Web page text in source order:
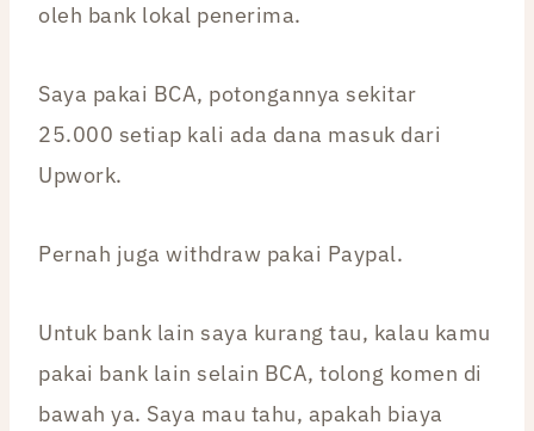
oleh bank lokal penerima.
Saya pakai BCA, potongannya sekitar
25.000 setiap kali ada dana masuk dari
Upwork.
Pernah juga withdraw pakai Paypal.
Untuk bank lain saya kurang tau, kalau kamu
pakai bank lain selain BCA, tolong komen di
bawah ya. Saya mau tahu, apakah biaya